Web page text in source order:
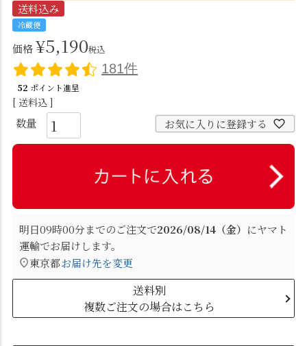
送料込み
冷蔵便
価格¥5,190税込
181件
52 ポイント進呈
送料込
お気に入りに登録する
明日09時00分までのご注文で2026/08/14（金） にヤマト
運輸でお届けします。
東京都お届け先を変更
送料別
複数ご注文の場合はこちら